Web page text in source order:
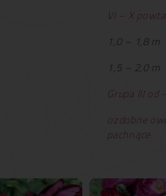
VI – X
1,0 – 1,8 m
1,5 – 2,0 m
Grupa III
ozdobne
pachnące